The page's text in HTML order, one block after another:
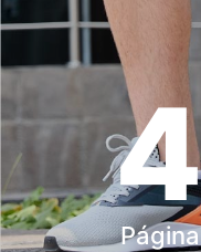
Mujer
Niños
Accesorios